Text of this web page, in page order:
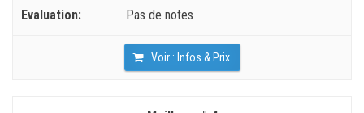
Pas de notes
Voir : Infos & Prix